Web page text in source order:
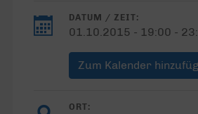
DATUM / ZEIT:
01.10.2015 - 19:00 -
Zum Kalender
ORT: